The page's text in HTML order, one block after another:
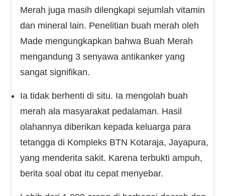
Merah juga masih dilengkapi sejumlah vitamin
dan mineral lain. Penelitian buah merah oleh
Made mengungkapkan bahwa Buah Merah
mengandung 3 senyawa antikanker yang
sangat signifikan.
Ia tidak berhenti di situ. Ia mengolah buah
merah ala masyarakat pedalaman. Hasil
olahannya diberikan kepada keluarga para
tetangga di Kompleks BTN Kotaraja, Jayapura,
yang menderita sakit. Karena terbukti ampuh,
berita soal obat itu cepat menyebar.